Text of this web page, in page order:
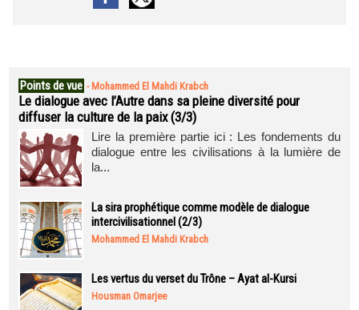
Points de vue - Mohammed El Mahdi Krabch
Le dialogue avec l’Autre dans sa pleine diversité pour
diffuser la culture de la paix (3/3)
Lire la première partie ici : Les fondements du
dialogue entre les civilisations à la lumière de
la...
La sira prophétique comme modèle de dialogue
intercivilisationnel (2/3)
Mohammed El Mahdi Krabch
Les vertus du verset du Trône – Ayat al-Kursi
Housman Omarjee